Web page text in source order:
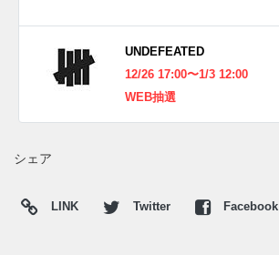
UNDEFEATED
12/26 17:00〜1/3 12:00
WEB抽選
シェア
LINK Twitter Facebook